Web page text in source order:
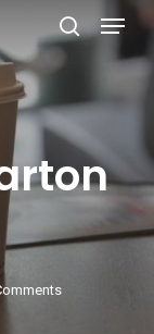
Menu
Close
Menu